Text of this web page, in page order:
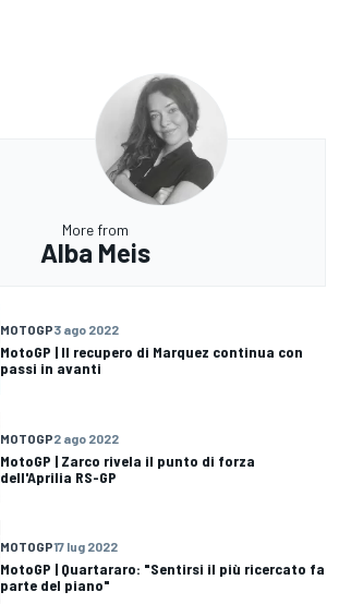
More from
Alba Meis
MOTOGP3 ago 2022
MotoGP | Il recupero di Marquez continua con
passi in avanti
MOTOGP2 ago 2022
MotoGP | Zarco rivela il punto di forza
dell'Aprilia RS-GP
MOTOGP17 lug 2022
MotoGP | Quartararo: "Sentirsi il più ricercato fa
parte del piano"